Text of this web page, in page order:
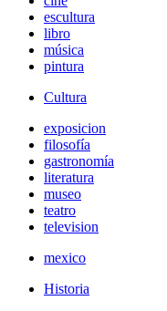
escultura
libro
música
pintura
Cultura
exposicion
filosofía
gastronomía
literatura
museo
teatro
television
mexico
Historia